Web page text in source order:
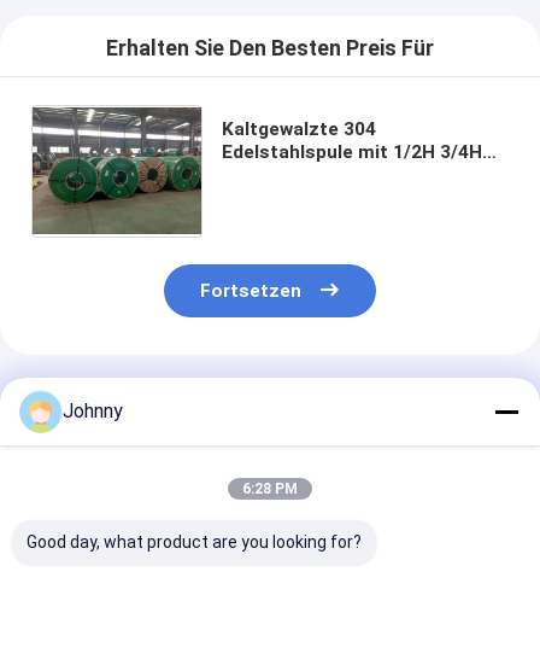
Erhalten Sie Den Besten Preis Für
Kaltgewalzte 304
Edelstahlspule mit 1/2H 3/4H
Fortsetzen
Empfohlene Produkte
Johnny
6:28 PM
Good day, what product are you looking for?